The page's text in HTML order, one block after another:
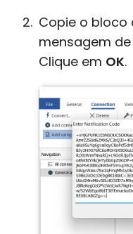
Copie o
mensagem
Clique em OK.